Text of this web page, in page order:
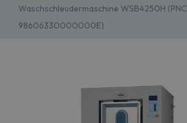
Waschschleudermaschine WSB4250H (PNC
98606330000000E)